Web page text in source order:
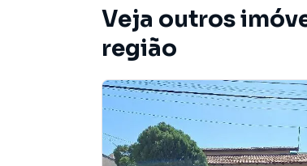
Veja outros
região